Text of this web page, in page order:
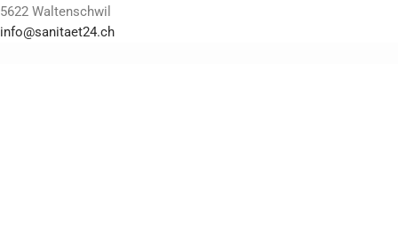
5622 Waltenschwil
info@sanitaet24.ch